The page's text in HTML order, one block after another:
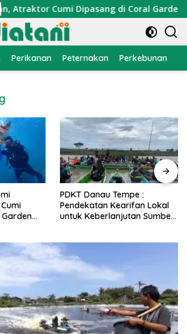
Cumi Dipasang di Coral Garden
Perikanan Peternakan Perkebunan
:
Lokal
Sumber
Cara Mengatasi Penyakit
PMK pada Sapi Perah Secara
Alami dan Medis